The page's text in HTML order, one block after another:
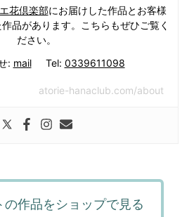
花倶楽部にお届けした作品とお客様
品があります。こちらもぜひご覧く
ださい。
: mailTel: 0339611098
atorie-hanaclub.com/about
の作品をショップで見る